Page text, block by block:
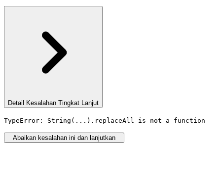
Detail Kesalahan Tingkat Lanjut
TypeError: String(...).replaceAll is not a function
Abaikan kesalahan ini dan lanjutkan